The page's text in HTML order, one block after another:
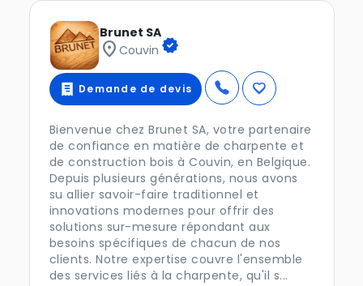
Brunet SA
location_on Couvin verified
Demande de devis favorite
Bienvenue chez Brunet SA, votre partenaire
de confiance en matière de charpente et
de construction bois à Couvin, en Belgique.
Depuis plusieurs générations, nous avons
su allier savoir-faire traditionnel et
innovations modernes pour offrir des
solutions sur-mesure répondant aux
besoins spécifiques de chacun de nos
clients. Notre expertise couvre l'ensemble
des services liés à la charpente, qu'il s...